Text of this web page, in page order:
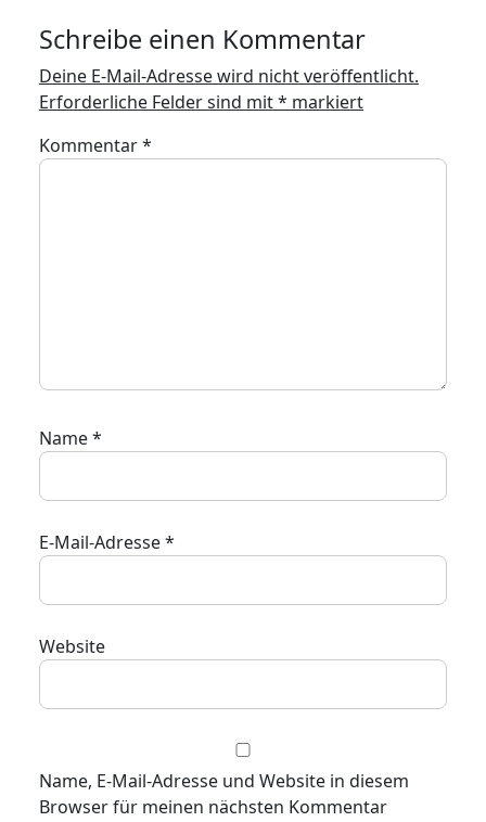
Schreibe einen Kommentar
Deine E-Mail-Adresse wird nicht veröffentlicht.
Erforderliche Felder sind mit* markiert
Kommentar*
Name*
E-Mail-Adresse*
Website
Name, E-Mail-Adresse und Website in diesem
Browser für meinen nächsten Kommentar